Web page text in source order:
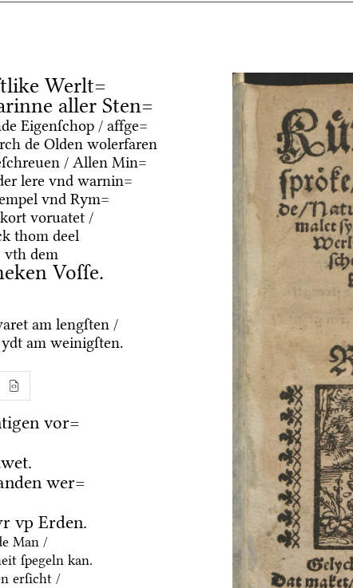
Werlt=
aller Sten=
Eigenſchop / affge=
de Olden wolerfaren
/ Allen Min=
lere vnd warnin=
vnd Rym=
voruatet /
thom deel
vth dem
Voſſe.
am lengſten /
am weinigſten.
vor=
wer=
vp Erden.
Man /
ſpegeln kan.
erſicht /